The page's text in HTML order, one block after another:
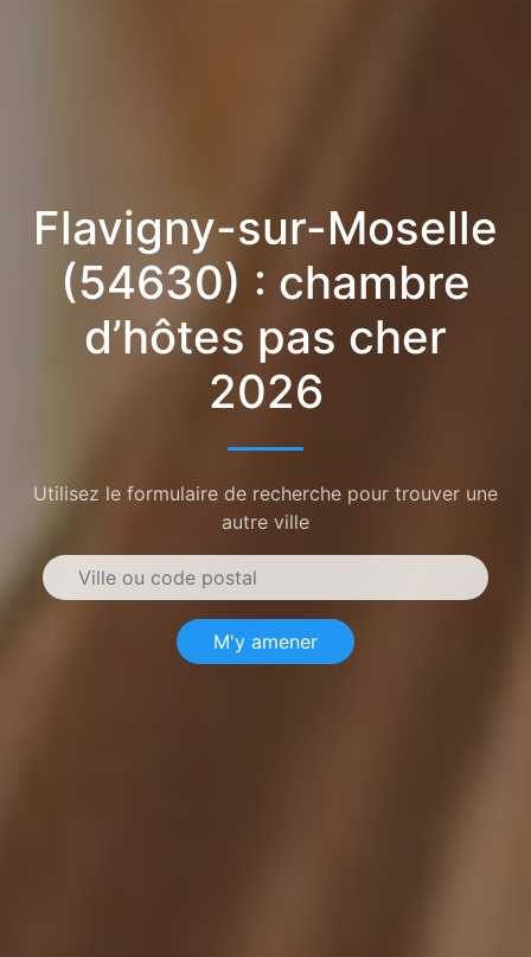
Flavigny-sur-Moselle
(54630) : chambre
d’hôtes pas cher
2026
Utilisez le formulaire de recherche pour trouver une
autre ville
M'y amener